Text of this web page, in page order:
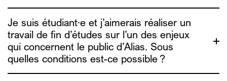
Je suis étudiant·e et j’aimerais réaliser un
travail de fin d’études sur l’un des enjeux
qui concernent le public d’Alias. Sous
quelles conditions est-ce possible ?